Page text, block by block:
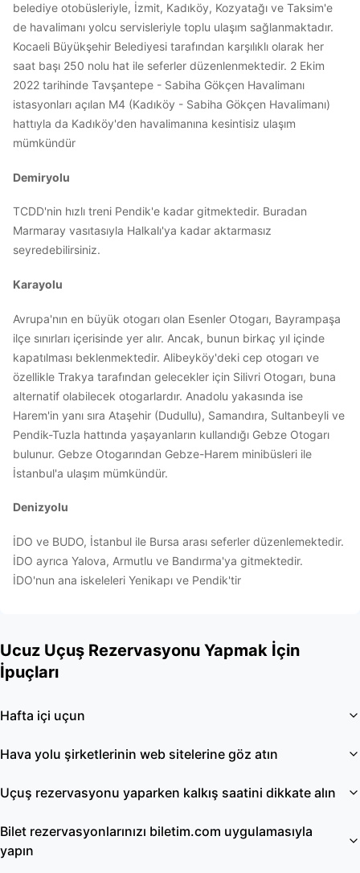
belediye otobüsleriyle, İzmit, Kadıköy, Kozyatağı ve Taksim'e
de havalimanı yolcu servisleriyle toplu ulaşım sağlanmaktadır.
Kocaeli Büyükşehir Belediyesi tarafından karşılıklı olarak her
saat başı 250 nolu hat ile seferler düzenlenmektedir. 2 Ekim
2022 tarihinde Tavşantepe - Sabiha Gökçen Havalimanı
istasyonları açılan M4 (Kadıköy - Sabiha Gökçen Havalimanı)
hattıyla da Kadıköy'den havalimanına kesintisiz ulaşım
mümkündür
Demiryolu
TCDD'nin hızlı treni Pendik'e kadar gitmektedir. Buradan
Marmaray vasıtasıyla Halkalı'ya kadar aktarmasız
seyredebilirsiniz.
Karayolu
Avrupa'nın en büyük otogarı olan Esenler Otogarı, Bayrampaşa
ilçe sınırları içerisinde yer alır. Ancak, bunun birkaç yıl içinde
kapatılması beklenmektedir. Alibeyköy'deki cep otogarı ve
özellikle Trakya tarafından gelecekler için Silivri Otogarı, buna
alternatif olabilecek otogarlardır. Anadolu yakasında ise
Harem'in yanı sıra Ataşehir (Dudullu), Samandıra, Sultanbeyli ve
Pendik-Tuzla hattında yaşayanların kullandığı Gebze Otogarı
bulunur. Gebze Otogarından Gebze-Harem minibüsleri ile
İstanbul'a ulaşım mümkündür.
Denizyolu
İDO ve BUDO, İstanbul ile Bursa arası seferler düzenlemektedir.
İDO ayrıca Yalova, Armutlu ve Bandırma'ya gitmektedir.
İDO'nun ana iskeleleri Yenikapı ve Pendik'tir
Ucuz Uçuş Rezervasyonu Yapmak İçin
İpuçları
Hafta içi uçun
Hava yolu şirketlerinin web sitelerine göz atın
Uçuş rezervasyonu yaparken kalkış saatini dikkate alın
Bilet rezervasyonlarınızı biletim.com uygulamasıyla
yapın